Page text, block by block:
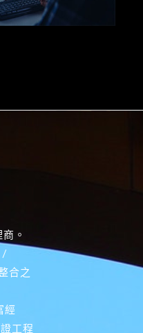
。
/
合之
經
工程